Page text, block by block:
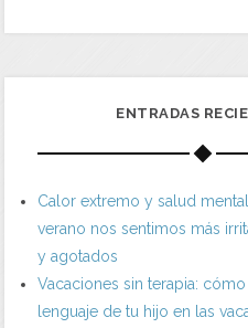
ENTRADAS
Calor extremo y salud
verano nos sentimos más
y agotados
Vacaciones sin terapia:
lenguaje de tu hijo en las